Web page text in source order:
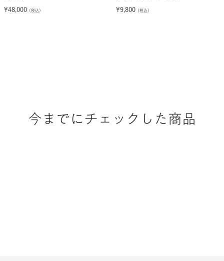
¥48,000 （税込） ¥9,800 （税込）
今までにチェックした商品